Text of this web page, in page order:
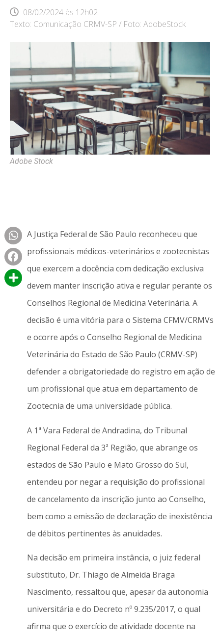
08/02/2024 às 12h02
Texto: Comunicação CRMV-SP / Foto: AdobeStock
Adobe Stock
A Justiça Federal de São Paulo reconheceu que
profissionais médicos-veterinários e zootecnistas
que exercem a docência com dedicação exclusiva
devem manter inscrição ativa e regular perante os
Conselhos Regional de Medicina Veterinária. A
decisão é uma vitória para o Sistema CFMV/CRMVs
e ocorre após o Conselho Regional de Medicina
Veterinária do Estado de São Paulo (CRMV-SP)
defender a obrigatoriedade do registro em ação de
um profissional que atua em departamento de
Zootecnia de uma universidade pública.
A 1ª Vara Federal de Andradina, do Tribunal
Regional Federal da 3ª Região, que abrange os
estados de São Paulo e Mato Grosso do Sul,
entendeu por negar a requisição do profissional
de cancelamento da inscrição junto ao Conselho,
bem como a emissão de declaração de inexistência
de débitos pertinentes às anuidades.
Na decisão em primeira instância, o juiz federal
substituto, Dr. Thiago de Almeida Braga
Nascimento, ressaltou que, apesar da autonomia
universitária e do Decreto nº 9.235/2017, o qual
afirma que o exercício de atividade docente na